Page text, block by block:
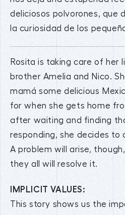
deliciosos polvorones, que
la curiosidad de los
Rosita is taking care of her
brother Amelia and Nico.
mamá some delicious
for when she gets home
after waiting and finding
responding, she decides to
A problem will arise,
they all will resolve it.
IMPLICIT VALUES:
This story shows us the